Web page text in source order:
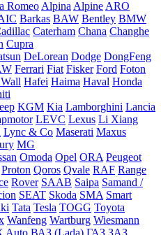
Romeo Alpina Alpine ARO
Barkas BAW Bentley BMW
Caterham Chana Changhe
Cupra
DeLorean Dodge DongFeng
Ferrari Fiat Fisker Ford Foton
Hafei Haima Haval Honda
KGM Kia Lamborghini Lancia
LEVC Lexus Li Xiang
Lync & Co Maserati Maxus
MG
Omoda Opel ORA Peugeot
Proton Qoros Qvale RAF Range
Rover SAAB Saipa Samand /
SEAT Skoda SMA Smart
Tata Tesla TOGG Toyota
Wanfeng Wartburg Wiesmann
Auto ВАЗ (Lada) ГАЗ ЗАЗ